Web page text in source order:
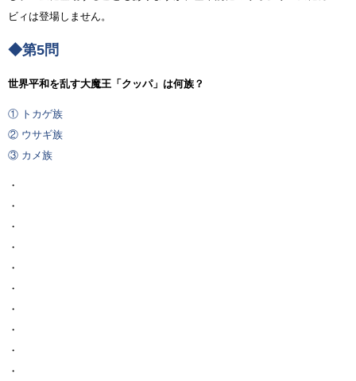
ビィは登場しません。
◆第5問
世界平和を乱す大魔王「クッパ」は何族？
① トカゲ族
② ウサギ族
③ カメ族
・
・
・
・
・
・
・
・
・
・